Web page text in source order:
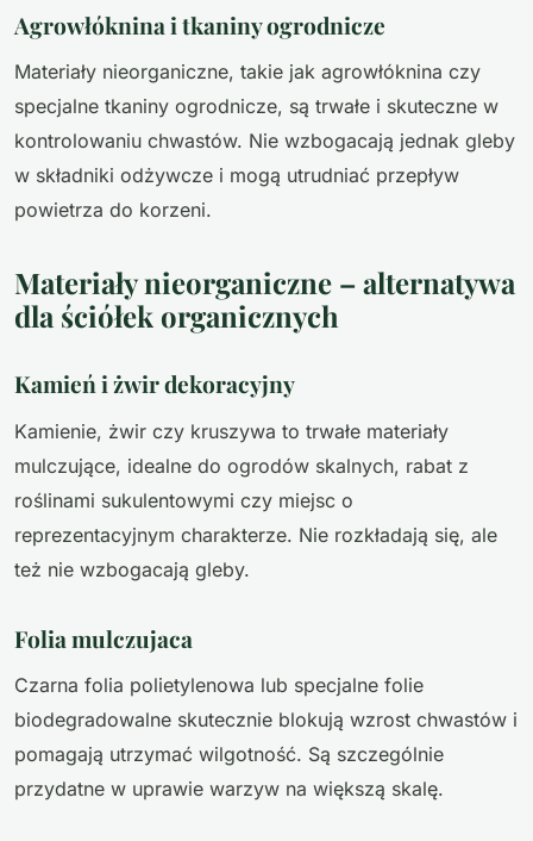
Agrowłóknina i tkaniny ogrodnicze
Materiały nieorganiczne, takie jak agrowłóknina czy
specjalne tkaniny ogrodnicze, są trwałe i skuteczne w
kontrolowaniu chwastów. Nie wzbogacają jednak gleby
w składniki odżywcze i mogą utrudniać przepływ
powietrza do korzeni.
Materiały nieorganiczne – alternatywa
dla ściółek organicznych
Kamień i żwir dekoracyjny
Kamienie, żwir czy kruszywa to trwałe materiały
mulczujące, idealne do ogrodów skalnych, rabat z
roślinami sukulentowymi czy miejsc o
reprezentacyjnym charakterze. Nie rozkładają się, ale
też nie wzbogacają gleby.
Folia mulczujaca
Czarna folia polietylenowa lub specjalne folie
biodegradowalne skutecznie blokują wzrost chwastów i
pomagają utrzymać wilgotność. Są szczególnie
przydatne w uprawie warzyw na większą skalę.